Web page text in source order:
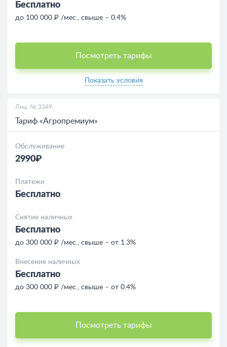
Бесплатно
до 100 000 ₽ /мес., свыше – 0.4%
Посмотреть тарифы
Показать условия
Лиц. № 3349
Тариф «Агропремиум»
Обслуживание
2990₽
Платежи
Бесплатно
Снятие наличных
Бесплатно
до 300 000 ₽ /мес., свыше – от 1.3%
Внесение наличных
Бесплатно
до 300 000 ₽ /мес., свыше – от 0.4%
Посмотреть тарифы